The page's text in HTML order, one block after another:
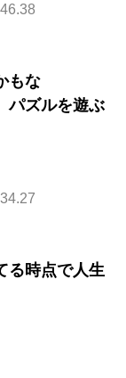
もな
パズルを遊ぶ
る時点で人生